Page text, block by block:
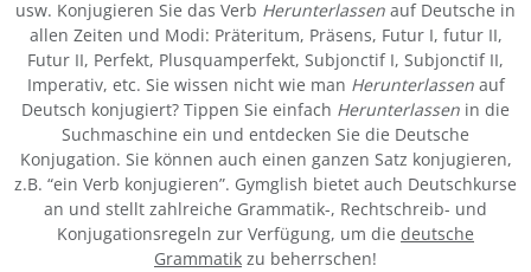
usw. Konjugieren Sie das Verb Herunterlassen auf Deutsche in
allen Zeiten und Modi: Präteritum, Präsens, Futur I, futur II,
Futur II, Perfekt, Plusquamperfekt, Subjonctif I, Subjonctif II,
Imperativ, etc. Sie wissen nicht wie man Herunterlassenauf
Deutsch konjugiert? Tippen Sie einfach Herunterlassen in die
Suchmaschine ein und entdecken Sie die Deutsche
Konjugation. Sie können auch einen ganzen Satz konjugieren,
z.B. “ein Verb konjugieren”. Gymglish bietet auch Deutschkurse
an und stellt zahlreiche Grammatik-, Rechtschreib- und
Konjugationsregeln zur Verfügung, um die deutsche
Grammatik zu beherrschen!